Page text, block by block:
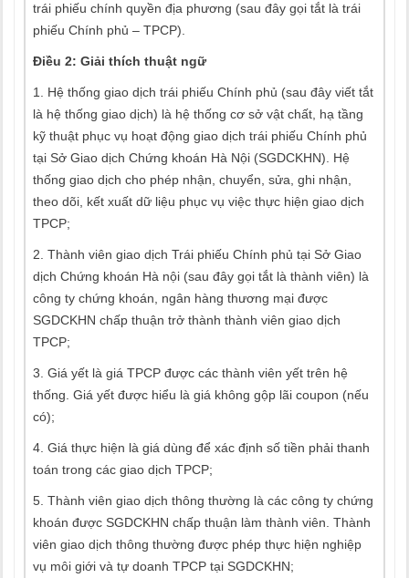
trái phiếu chính quyền địa phương (sau đây gọi tắt là trái
phiếu Chính phủ – TPCP).
Điều 2: Giải thích thuật ngữ
1. Hệ thống giao dịch trái phiếu Chính phủ (sau đây viết tắt
là hệ thống giao dịch) là hệ thống cơ sở vật chất, hạ tầng
kỹ thuật phục vụ hoạt động giao dịch trái phiếu Chính phủ
tại Sở Giao dịch Chứng khoán Hà Nội (SGDCKHN). Hệ
thống giao dịch cho phép nhận, chuyển, sửa, ghi nhận,
theo dõi, kết xuất dữ liệu phục vụ việc thực hiện giao dịch
TPCP;
2. Thành viên giao dịch Trái phiếu Chính phủ tại Sở Giao
dịch Chứng khoán Hà nội (sau đây gọi tắt là thành viên) là
công ty chứng khoán, ngân hàng thương mại được
SGDCKHN chấp thuận trở thành thành viên giao dịch
TPCP;
3. Giá yết là giá TPCP được các thành viên yết trên hệ
thống. Giá yết được hiểu là giá không gộp lãi coupon (nếu
có);
4. Giá thực hiện là giá dùng để xác định số tiền phải thanh
toán trong các giao dịch TPCP;
5. Thành viên giao dịch thông thường là các công ty chứng
khoán được SGDCKHN chấp thuận làm thành viên. Thành
viên giao dịch thông thường được phép thực hiện nghiệp
vụ môi giới và tự doanh TPCP tại SGDCKHN;